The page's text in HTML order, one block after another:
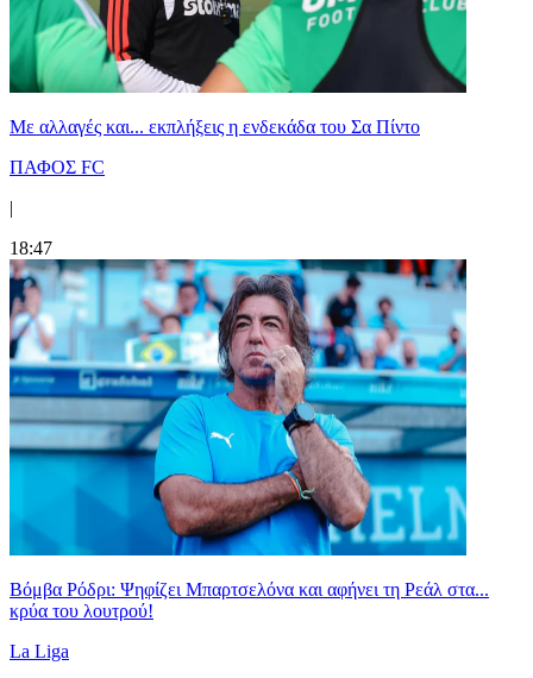
Με αλλαγές και... εκπλήξεις η ενδεκάδα του Σα Πίντο
ΠΑΦΟΣ FC
|
18:47
Βόμβα Ρόδρι: Ψηφίζει Μπαρτσελόνα και αφήνει τη Ρεάλ στα...
κρύα του λουτρού!
La Liga